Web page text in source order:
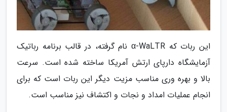
این ربات که α-WaLTR نام گرفته، در قالب برنامه رباتیک
آزمایشگاه دارپای ارتش آمریکا ساخته شده است. سرعت
بالا و بهره وری مناسب مزیت دیگر این ربات است که برای
انجام عملیات امداد و نجات و اکتشاف نیز مناسب است.